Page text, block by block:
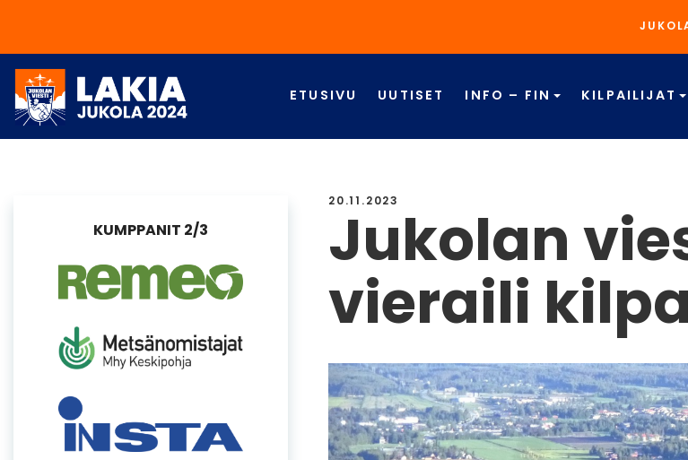
ETUSIVU UUTISET INFO – FIN KILPAILIJAT
20.11.2023
Jukolan
vieraili
KUMPPANIT 2/3